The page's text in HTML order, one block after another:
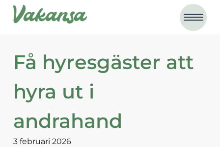
Få hyresgäster att
hyra ut i
andrahand
3 februari 2026